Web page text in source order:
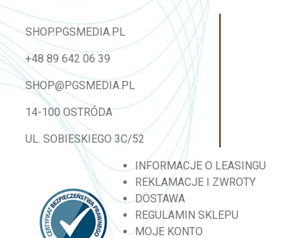
SHOP.PGSMEDIA.PL
+48 89 642 06 39
SHOP@PGSMEDIA.PL
14-100 OSTRÓDA
UL. SOBIESKIEGO 3C/52
INFORMACJE O LEASINGU
REKLAMACJE I ZWROTY
DOSTAWA
REGULAMIN SKLEPU
MOJE KONTO